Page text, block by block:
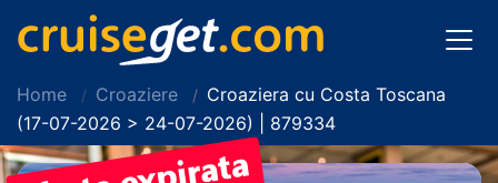
Home Croaziere
Croaziera cu Costa Toscana
(17-07-2026 > 24-07-2026) | 879334